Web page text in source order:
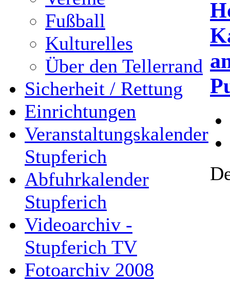
Fußball
Kulturelles
Über den Tellerrand
Sicherheit / Rettung
Einrichtungen
Veranstaltungskalender
Stupferich
Abfuhrkalender
Stupferich
Videoarchiv -
Stupferich TV
Fotoarchiv 2008